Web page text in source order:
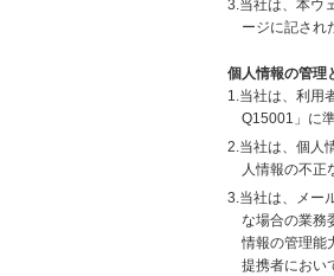
3.当社は、本ウ
ージに記され
個人情報の管理
1.当社は、利用
Q15001」に
2.当社は、個人
人情報の不正
3.当社は、メー
な場合の業務
情報の管理能
提携者におい